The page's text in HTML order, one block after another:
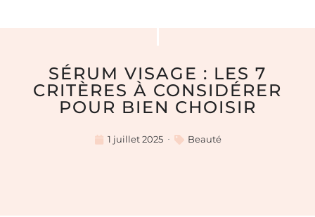
SÉRUM VISAGE : LES 7
CRITÈRES À CONSIDÉRER
POUR BIEN CHOISIR
1 juillet 2025 Beauté